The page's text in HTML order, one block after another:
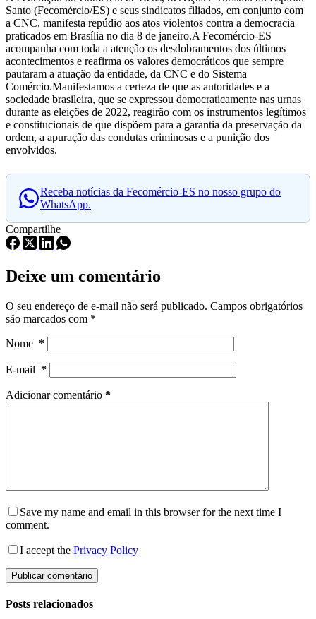
Santo (Fecomércio/ES) e seus sindicatos filiados, em conjunto com
a CNC, manifesta repúdio aos atos violentos contra a democracia
praticados em Brasília no dia 8 de janeiro.A Fecomércio-ES
acompanha com toda a atenção os desdobramentos dos últimos
acontecimentos e reafirma os valores democráticos que sempre
pautaram a atuação da entidade, da CNC e do Sistema
Comércio.Manifestamos a certeza de que as autoridades e a
sociedade brasileira, que se expressou democraticamente nas urnas
durante as eleições de 2022, reagirão com os instrumentos legítimos
e constitucionais de que dispõem para a garantia da preservação da
ordem, a apuração das condutas criminosas e a punição dos
envolvidos.
Receba notícias da Fecomércio-ES no nosso grupo do
WhatsApp.
Compartilhe
Deixe um comentário
O seu endereço de e-mail não será publicado. Campos obrigatórios
são marcados com *
Nome *
E-mail *
Adicionar comentário *
Save my name and email in this browser for the next time I
comment.
I accept the Privacy Policy
Publicar comentário
Posts relacionados